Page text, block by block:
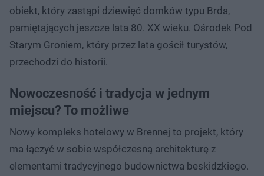
obiekt, który zastąpi dziewięć domków typu Brda,
pamiętających jeszcze lata 80. XX wieku. Ośrodek Pod
Starym Groniem, który przez lata gościł turystów,
przechodzi do historii.
Nowoczesność i tradycja w jednym
miejscu? To możliwe
Nowy kompleks hotelowy w Brennej to projekt, który
ma łączyć w sobie współczesną architekturę z
elementami tradycyjnego budownictwa beskidzkiego.